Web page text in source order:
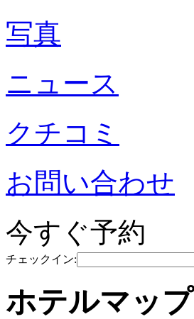
写真
ニュース
クチコミ
お問い合わせ
今すぐ予約
チェックイン:
ホテルマップ